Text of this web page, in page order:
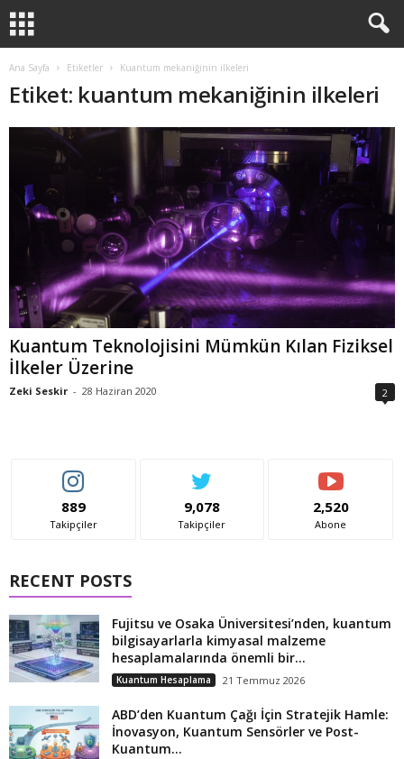
Ana Sayfa Etiketler Kuantum mekaniğinin ilkeleri
Etiket: kuantum mekaniğinin ilkeleri
Kuantum Teknolojisini Mümkün Kılan Fiziksel
İlkeler Üzerine
Zeki Seskir - 28 Haziran 2020 2
889
Takipçiler
9,078
Takipçiler
2,520
Abone
RECENT POSTS
Fujitsu ve Osaka Üniversitesi’nden, kuantum
bilgisayarlarla kimyasal malzeme
hesaplamalarında önemli bir...
Kuantum Hesaplama 21 Temmuz 2026
ABD’den Kuantum Çağı İçin Stratejik Hamle:
İnovasyon, Kuantum Sensörler ve Post-
Kuantum...